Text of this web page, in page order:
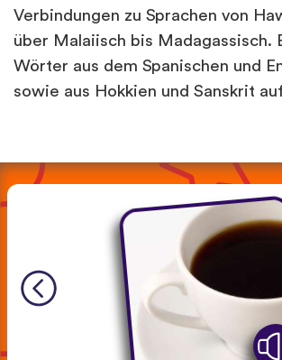
Verbindungen zu Sprachen von
über Malaiisch bis Madagassisch.
Wörter aus dem Spanischen und
sowie aus Hokkien und Sanskrit